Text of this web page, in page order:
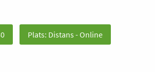
Plats: Distans - Online